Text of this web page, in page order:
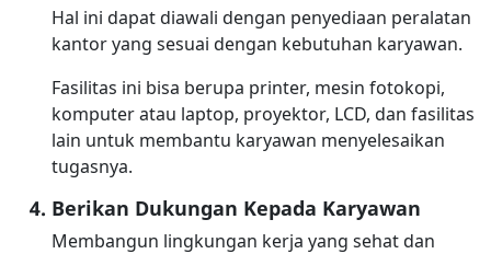
Hal ini dapat diawali dengan penyediaan peralatan
kantor yang sesuai dengan kebutuhan karyawan.
Fasilitas ini bisa berupa printer, mesin fotokopi,
komputer atau laptop, proyektor, LCD, dan fasilitas
lain untuk membantu karyawan menyelesaikan
tugasnya.
Berikan Dukungan Kepada Karyawan
Membangun lingkungan kerja yang sehat dan